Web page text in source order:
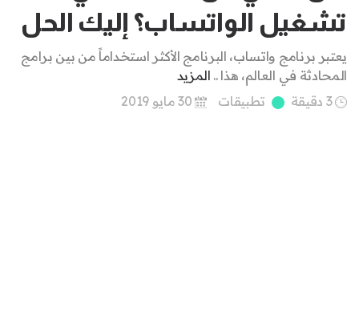
تشغيل الواتساب؟ إليك الحل
يعتبر برنامج واتساب، البرنامج الأكثر استخداماً من بين برامج
المحادثة في العالم، هذا .. المزيد
3 دقيقة
تطبيقات 30 مايو 2019